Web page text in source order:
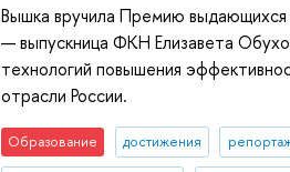
Вышка вручила Премию выдающихся
— выпускница ФКН Елизавета
технологий повышения
отрасли России.
Образование достижения